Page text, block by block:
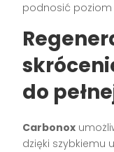
podnosić poziom
do
Carbonox
dzięki szybkiemu